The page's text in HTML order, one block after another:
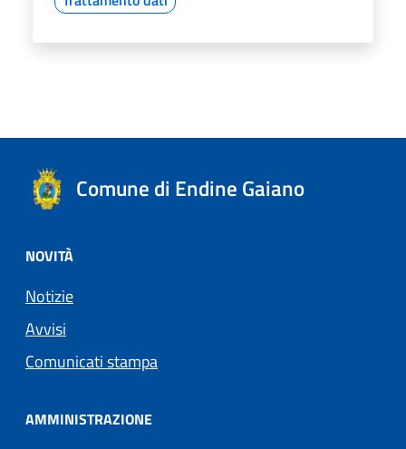
Comune di Endine Gaiano
NOVITÀ
Notizie
Avvisi
Comunicati stampa
AMMINISTRAZIONE